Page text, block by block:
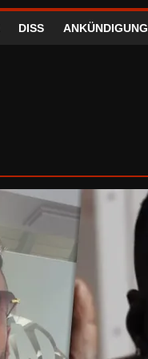
DISS ANKÜNDIGUNG